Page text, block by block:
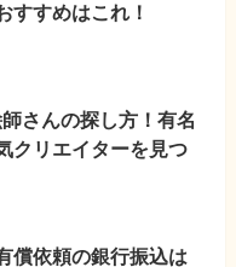
すすめはこれ！
さんの探し方！有名
クリエイターを見つ
償依頼の銀行振込は